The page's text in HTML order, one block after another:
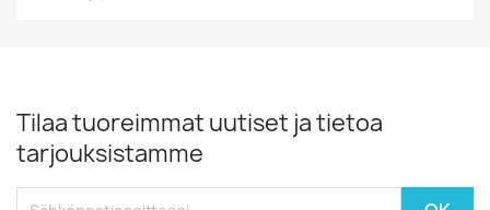
Tilaa tuoreimmat uutiset ja tietoa
tarjouksistamme